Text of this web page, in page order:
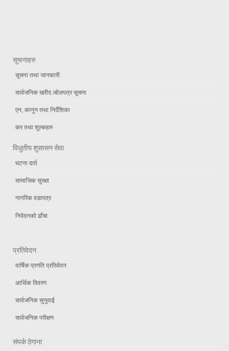
सूचनाहरु
सूचना तथा जानकारी
सार्वजनिक खरीद /बोलपत्र सूचना
एन, कानुन तथा निर्देशिका
कर तथा शुल्कहरु
विधुतीय शुसासन सेवा
घटना दर्ता
सामाजिक सुरक्षा
नागरिक वडापत्र
निवेदनको ढाँचा
प्रतिवेदन
वार्षिक प्रगति प्रतिवेदन
आर्थिक विवरण
सार्वजनिक सुनुवाई
सार्वजनिक परीक्षण
संपर्क ठेगाना